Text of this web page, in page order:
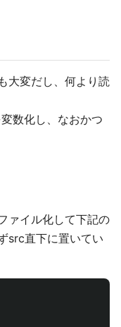
大変だし、何より読
数化し、なおかつ
ァイル化して下記の
src直下に置いてい